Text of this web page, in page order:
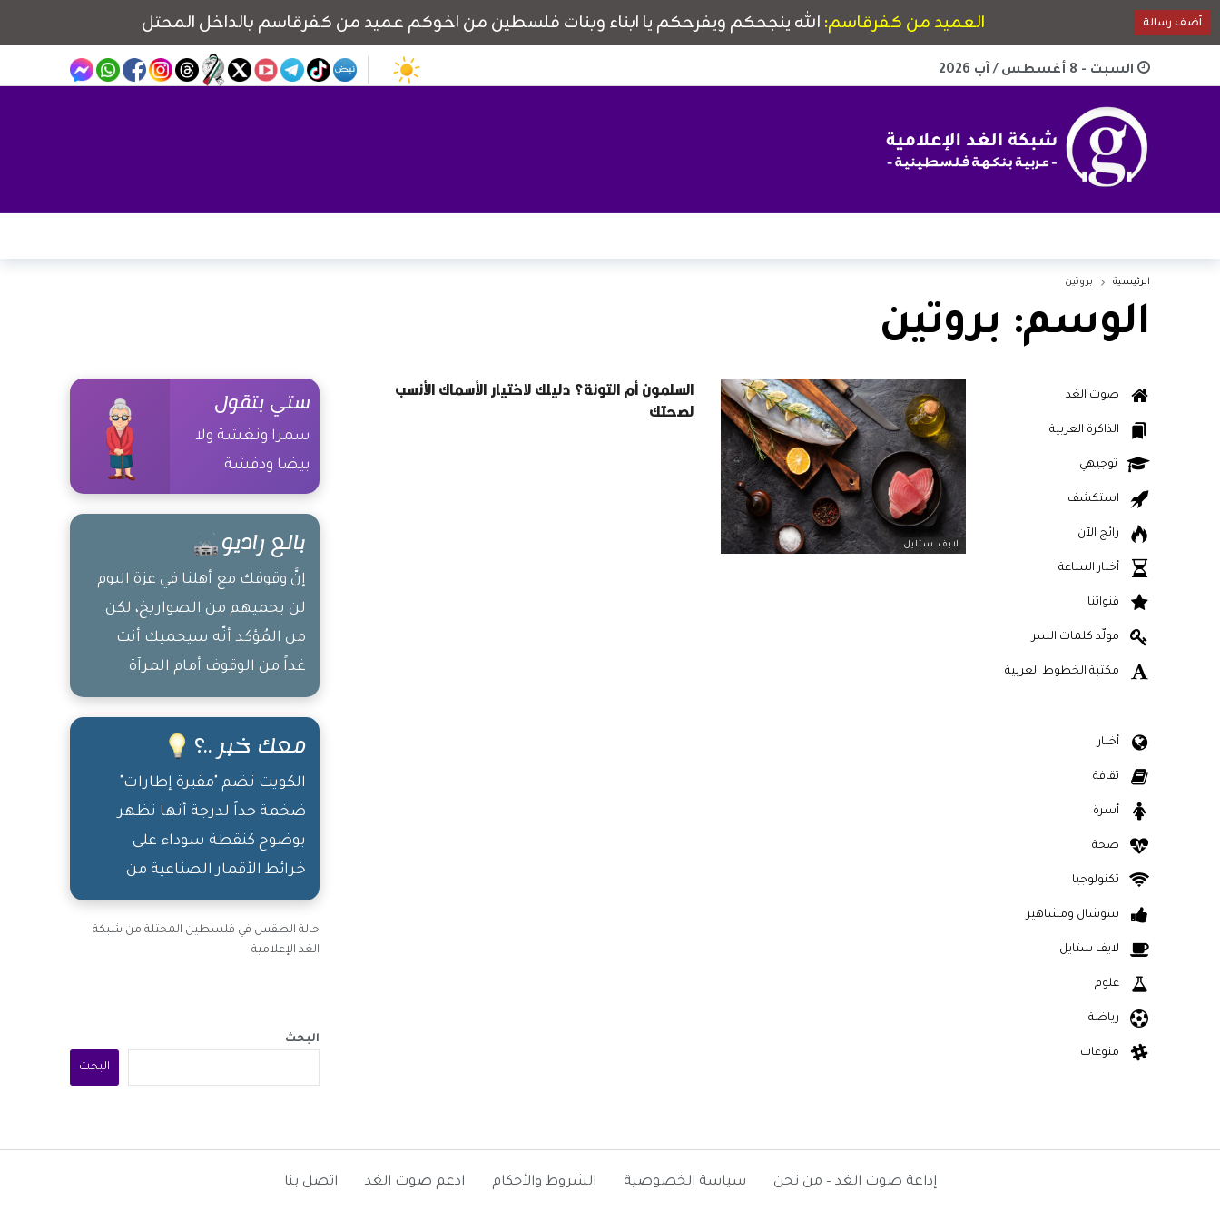
السبت - 8 أغسطس / آب 2026
الرئيسية بروتين
الوسم: بروتين
لايف ستايل
السلمون أم التونة؟ دليلك لاختيار الأسماك الأنسب
لصحتك
ستي بتقول
سمرا ونغشة ولا
بيضا ودفشة
بالع راديو
إنَّ وقوفك مع أهلنا في غزة اليوم
لن يحميهم من الصواريخ، لكن
من المُؤكد أنّه سيحميك أنت
غداً من الوقوف أمام المرآة
وتحتقر نفسك
معك خبر ..؟
الكويت تضم "مقبرة إطارات"
ضخمة جداً لدرجة أنها تظهر
بوضوح كنقطة سوداء على
خرائط الأقمار الصناعية من
الفضاء
حالة الطقس في فلسطين المحتلة من شبكة
الغد الإعلامية
البحث
البحث
صوت الغد
الذاكرة العربية
توجيهي
استكشف
رائج الآن
أخبار الساعة
قنواتنا
مولّد كلمات السر
مكتبة الخطوط العربية
أخبار
ثقافة
أسرة
صحة
تكنولوجيا
سوشال ومشاهير
لايف ستايل
علوم
رياضة
منوعات
إذاعة صوت الغد – من نحن سياسة الخصوصية الشروط والأحكام ادعم صوت الغد اتصل بنا